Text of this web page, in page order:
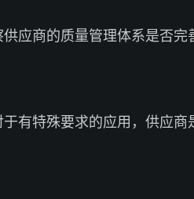
供应商的质量管理体系是否
于有特殊要求的应用，供应